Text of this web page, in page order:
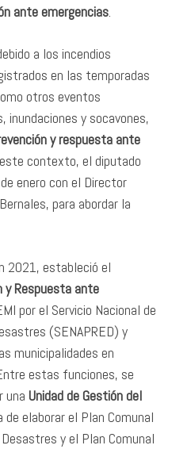
ante emergencias
a los incendios
en las temporadas
otros eventos
y socavones,
y respuesta ante
este contexto, el diputado
enero con el Director
para abordar la
2021, estableció el
y Respuesta ante
por el Servicio Nacional de
(SENAPRED) y
municipalidades en
estas funciones, se
una Unidad de Gestión del
de elaborar el Plan Comunal
y el Plan Comunal